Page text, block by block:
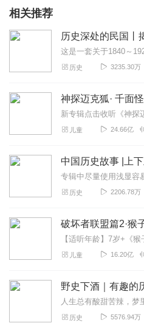
相关推荐
历史 3235.30万
儿童 24.66亿
中国历史故事 |上
历史 2206.78万
儿童 16.20亿
野史下酒｜有趣的
历史 5576.94万